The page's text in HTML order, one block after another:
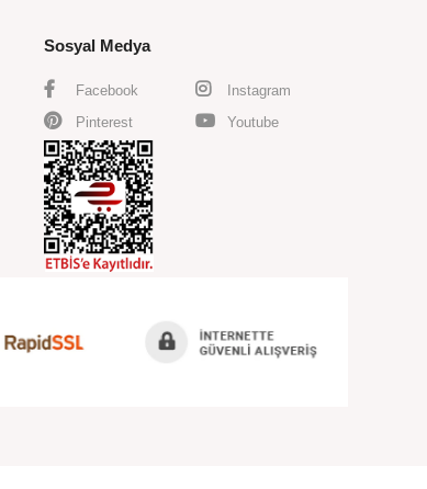
Sosyal Medya
Facebook
Instagram
Pinterest
Youtube